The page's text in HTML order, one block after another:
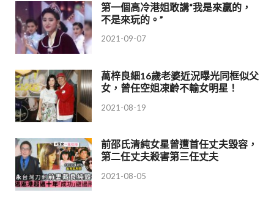
第一個高冷港姐敢講“我是來贏的，
不是來玩的。”
2021-09-07
萬梓良細16歲老婆近況曝光同框似父
女，曾任空姐凍齡不輸女明星！
2021-08-19
前邵氏清純女星曾遭首任丈夫毀容，
第二任丈夫殺害第三任丈夫
2021-08-05